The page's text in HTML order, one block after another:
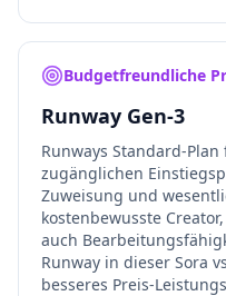
Budgetfreundliche
Runway Gen-3
Runways Standard-
zugänglichen
Zuweisung und
kostenbewusste
auch
Runway in dieser Sora
besseres Preis-